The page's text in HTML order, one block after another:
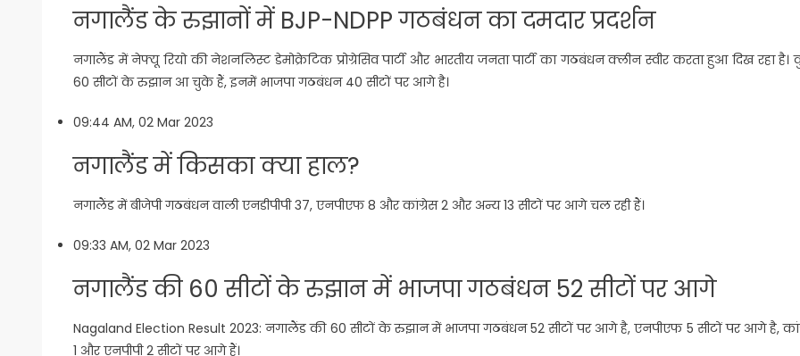
नगालैंड के रुझानों में BJP-NDPP गठबंधन का दमदार प्रदर्शन
नगालैंड में नेफ्यू रियो की नेशनलिस्ट डेमोक्रेटिक प्रोग्रेसिव पार्टी और भारतीय जनता पार्टी का गठबंधन क्लीन स्वीर करता हुआ दिख रहा
60 सीटों के रुझान आ चुके हैं, इनमें भाजपा गठबंधन 40 सीटों पर आगे है।
09:44 AM, 02 Mar 2023
नगालैंड में किसका क्या हाल?
नगालैंड में बीजेपी गठबंधन वाली एनडीपीपी 37, एनपीएफ 8 और कांग्रेस 2 और अन्य 13 सीटों पर आगे चल रही हैं।
09:33 AM, 02 Mar 2023
नगालैंड की 60 सीटों के रुझान में भाजपा गठबंधन 52 सीटों पर आगे
Nagaland Election Result 2023: नगालैंड की 60 सीटों के रुझान में भाजपा गठबंधन 52 सीटों पर आगे है, एनपीएफ 5 सीटों पर आगे है,
1 और एनपीपी 2 सीटों पर आगे हैं।